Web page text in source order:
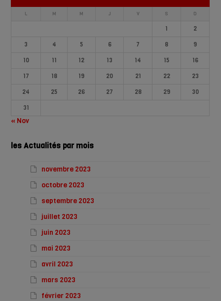
L M M J V S D
1
2
3
4 5 6 7 8
9
10
11 12 13 14 15
16
17
18 19 20 21 22
23
24
25 26 27 28 29
30
31
« Nov
les Actualités par mois
novembre 2023
octobre 2023
septembre 2023
juillet 2023
juin 2023
mai 2023
avril 2023
mars 2023
février 2023